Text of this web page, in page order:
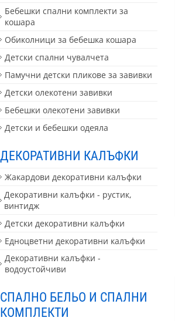
Бебешки спални комплекти за
кошара
Обиколници за бебешка кошара
Детски спални чувалчета
Памучни детски пликове за завивки
Детски олекотени завивки
Бебешки олекотени завивки
Детски и бебешки одеяла
ДЕКОРАТИВНИ КАЛЪФКИ
Жакардови декоративни калъфки
Декоративни калъфки - рустик,
винтидж
Детски декоративни калъфки
Едноцветни декоративни калъфки
Декоративни калъфки -
водоустойчиви
СПАЛНО БЕЛЬО И СПАЛНИ
КОМПЛЕКТИ